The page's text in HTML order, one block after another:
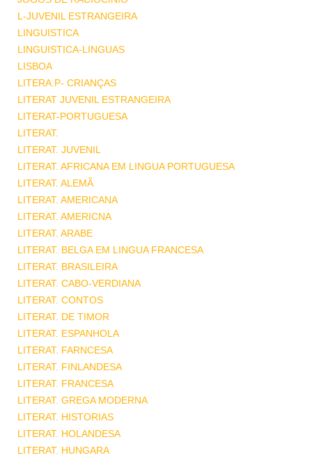
L-JUVENIL ESTRANGEIRA
LINGUISTICA
LINGUISTICA-LINGUAS
LISBOA
LITERA.P- CRIANÇAS
LITERAT JUVENIL ESTRANGEIRA
LITERAT-PORTUGUESA
LITERAT.
LITERAT. JUVENIL
LITERAT. AFRICANA EM LINGUA PORTUGUESA
LITERAT. ALEMÃ
LITERAT. AMERICANA
LITERAT. AMERICNA
LITERAT. ARABE
LITERAT. BELGA EM LINGUA FRANCESA
LITERAT. BRASILEIRA
LITERAT. CABO-VERDIANA
LITERAT. CONTOS
LITERAT. DE TIMOR
LITERAT. ESPANHOLA
LITERAT. FARNCESA
LITERAT. FINLANDESA
LITERAT. FRANCESA
LITERAT. GREGA MODERNA
LITERAT. HISTORIAS
LITERAT. HOLANDESA
LITERAT. HUNGARA